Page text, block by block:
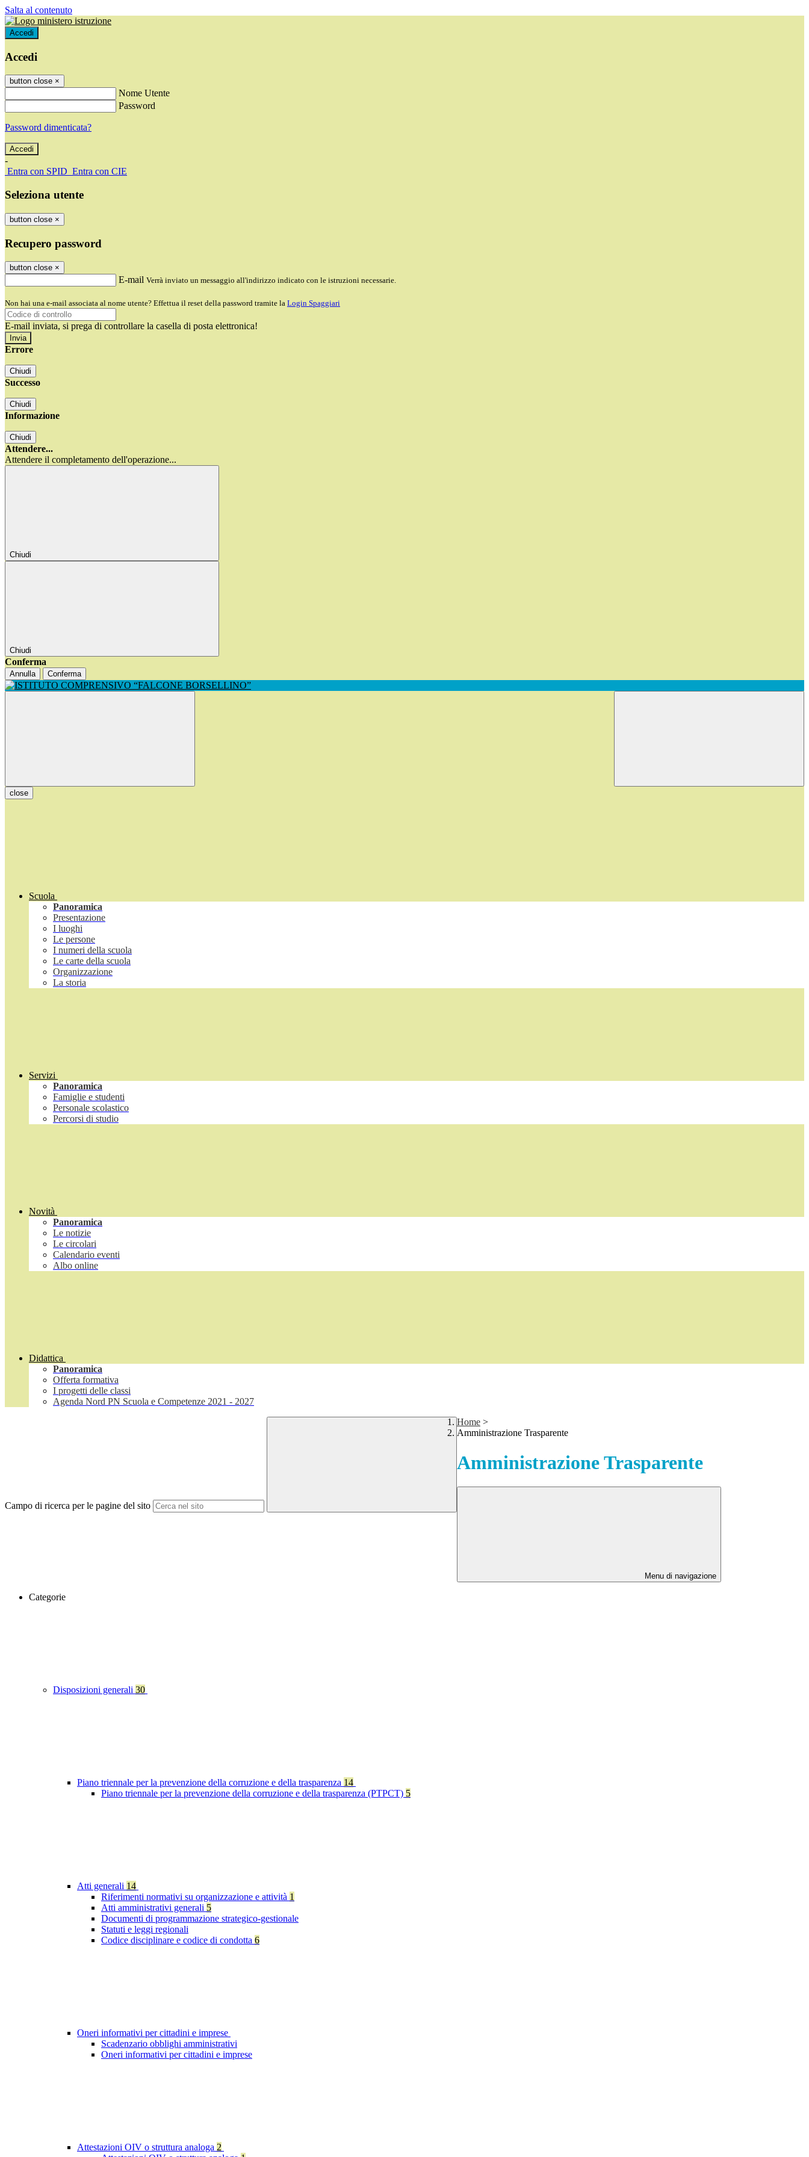
Salta al contenuto
Accedi
Accedi
button close ×
Nome Utente
Password
Password dimenticata?
-
Entra con SPID Entra con CIE
Seleziona utente
button close ×
Recupero password
button close ×
E-mail Verrà inviato un messaggio all'indirizzo indicato con le istruzioni necessarie.
Non hai una e-mail associata al nome utente? Effettua il reset della password tramite la Login Spaggiari
E-mail inviata, si prega di controllare la casella di posta elettronica!
Errore
Chiudi
Successo
Chiudi
Informazione
Chiudi
Attendere...
Attendere il completamento dell'operazione...
Chiudi
Chiudi
Conferma
Annulla Conferma
close
Scuola
Panoramica
Presentazione
I luoghi
Le persone
I numeri della scuola
Le carte della scuola
Organizzazione
La storia
Servizi
Panoramica
Famiglie e studenti
Personale scolastico
Percorsi di studio
Novità
Panoramica
Le notizie
Le circolari
Calendario eventi
Albo online
Didattica
Panoramica
Offerta formativa
I progetti delle classi
Agenda Nord PN Scuola e Competenze 2021 - 2027
Campo di ricerca per le pagine del sito
Home >
Amministrazione Trasparente
Amministrazione Trasparente
Menu di navigazione
Categorie
Disposizioni generali 30
Piano triennale per la prevenzione della corruzione e della trasparenza 14
Piano triennale per la prevenzione della corruzione e della trasparenza (PTPCT) 5
Atti generali 14
Riferimenti normativi su organizzazione e attività 1
Atti amministrativi generali 5
Documenti di programmazione strategico-gestionale
Statuti e leggi regionali
Codice disciplinare e codice di condotta 6
Oneri informativi per cittadini e imprese
Scadenzario obblighi amministrativi
Oneri informativi per cittadini e imprese
Attestazioni OIV o struttura analoga 2